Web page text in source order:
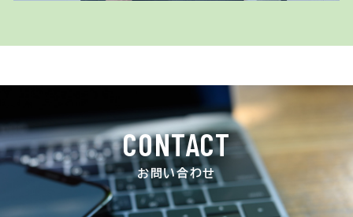
CONTACT
お問い合わせ